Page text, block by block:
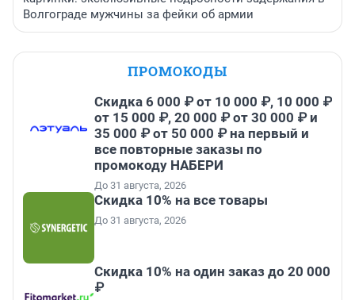
Волгограде мужчины за фейки об армии
ПРОМОКОДЫ
Скидка 6 000 ₽ от 10 000 ₽, 10 000 ₽
от 15 000 ₽, 20 000 ₽ от 30 000 ₽ и
35 000 ₽ от 50 000 ₽ на первый и
все повторные заказы по
промокоду НАБЕРИ
До 31 августа, 2026
Скидка 10% на все товары
До 31 августа, 2026
Скидка 10% на один заказ до 20 000
₽